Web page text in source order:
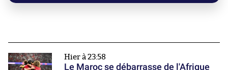
Hier à 23:58
Le Maroc se débarrasse de l'Afrique